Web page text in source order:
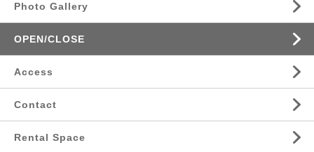
Photo Gallery
OPEN/CLOSE
Access
Contact
Rental Space